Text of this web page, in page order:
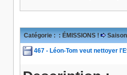
Catégorie : : ÉMISSIONS !
467 - Léon-Tom veut nettoyer